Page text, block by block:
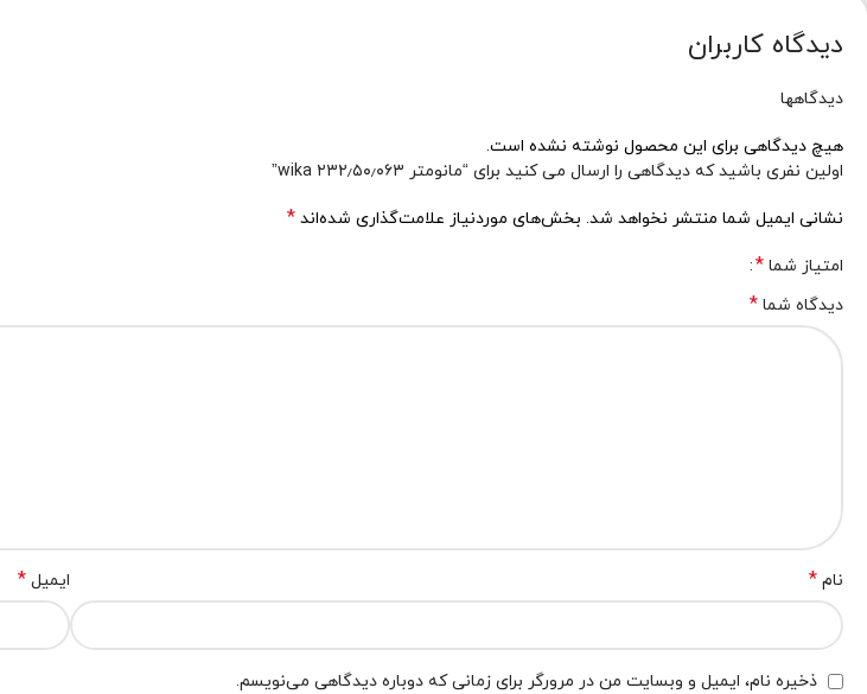
دیدگاه کاربران
دیدگاهها
هیچ دیدگاهی برای این محصول نوشته نشده است.
اولین نفری باشید که دیدگاهی را ارسال می کنید برای “مانومتر ۲۳۲٫۵۰٫۰۶۳ wika”
نشانی ایمیل شما منتشر نخواهد شد. بخش‌های موردنیاز علامت‌گذاری شده‌اند *
امتیاز شما *
دیدگاه شما *
نام * ایمیل *
ذخیره نام، ایمیل و وبسایت من در مرورگر برای زمانی که دوباره دیدگاهی می‌نویسم.